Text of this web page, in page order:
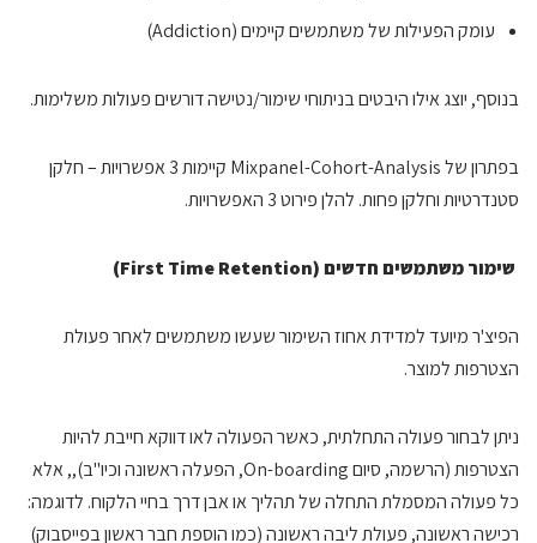
עומק הפעילות של משתמשים קיימים (Addiction)
בנוסף, יוצג אילו היבטים בניתוחי שימור/נטישה דורשים פעולות משלימות.
בפתרון של Mixpanel-Cohort-Analysis קיימות 3 אפשרויות – חלקן
סטנדרטיות וחלקן פחות. להלן פירוט 3 האפשרויות.
שימור משתמשים חדשים (First Time Retention
)
הפיצ'ר מיועד למדידת אחוז השימור שעשו משתמשים לאחר פעולת
הצטרפות למוצר.
ניתן לבחור פעולה התחלתית, כאשר הפעולה לאו דווקא חייבת להיות
הצטרפות (הרשמה, סיום On-boarding, הפעלה ראשונה וכיו"ב),, אלא
כל פעולה המסמלת התחלה של תהליך או אבן דרך בחיי הלקוח. לדוגמה:
רכישה ראשונה, פעולת ליבה ראשונה (כמו הוספת חבר ראשון בפייסבוק)